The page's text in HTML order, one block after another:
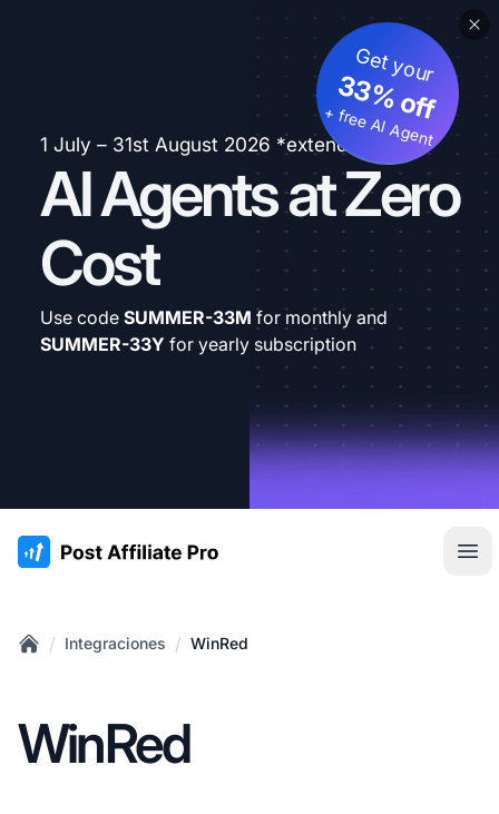
1 July – 31st August 2026 *extended
AI Agents at Zero
Cost
Get your
33% off
+ free AI Agent
Use code SUMMER-33M for monthly and
SUMMER-33Y for yearly subscription
:site.title
/ Integraciones / WinRed
WinRed